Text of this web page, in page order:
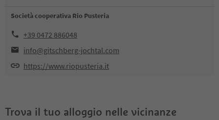
Società cooperativa Rio Pusteria
+39 0472 886048
info@gitschberg-jochtal.com
https://www.riopusteria.it
Trova il tuo alloggio nelle vicinanze